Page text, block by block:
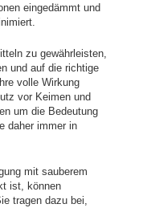
eingedämmt und
zu gewährleisten,
und auf die richtige
volle Wirkung
vor Keimen und
um die Bedeutung
daher immer in
mit sauberem
ist, können
tragen dazu bei,